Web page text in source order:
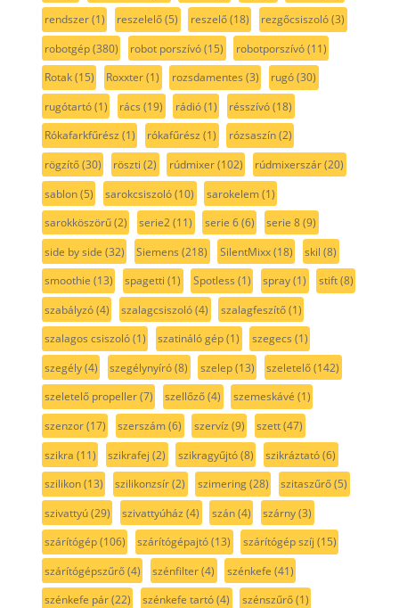
rendszer(1) reszelelő(5) reszelő(18) rezgőcsiszoló(3)
robotgép(380) robot porszívó(15) robotporszívó(11)
Rotak(15) Roxxter(1) rozsdamentes (3) rugó(30)
rugótartó(1) rács (19) rádió(1) résszívó(18)
Rókafarkfűrész (1) rókafűrész (1) rózsaszín(2)
rögzítő(30) röszti (2) rúdmixer(102) rúdmixerszár(20)
sablon(5) sarokcsiszoló(10) sarokelem(1)
sarokköszörű(2) serie2(11) serie 6(6) serie 8(9)
side by side (32) Siemens (218) SilentMixx(18) skil (8)
smoothie (13) spagetti (1) Spotless (1) spray(1) stift(8)
szabályzó(4) szalagcsiszoló(4) szalagfeszítő(1)
szalagos csiszoló(1) szatináló gép(1) szegecs (1)
szegély(4) szegélynyíró(8) szelep(13) szeletelő(142)
szeletelő propeller(7) szellőző(4) szemeskávé (1)
szenzor(17) szerszám(6) szervíz (9) szett(47)
szikra (11) szikrafej (2) szikragyűjtó(8) szikráztató(6)
szilikon(13) szilikonzsír(2) szimering(28) szitaszűrő(5)
szivattyú(29) szivattyúház (4) szán(4) szárny(3)
szárítógép(106) szárítógépajtó(13) szárítógép szíj (15)
szárítógépszűrő(4) szénfilter(4) szénkefe (41)
szénkefe pár(22) szénkefe tartó(4) szénszűrő(1)